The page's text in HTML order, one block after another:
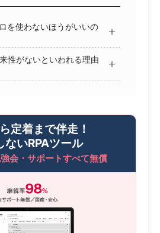
を使わないほうがいいの
性がないといわれる理由
定着まで伴走！
ないRPAツール
会・サポートすべて無償